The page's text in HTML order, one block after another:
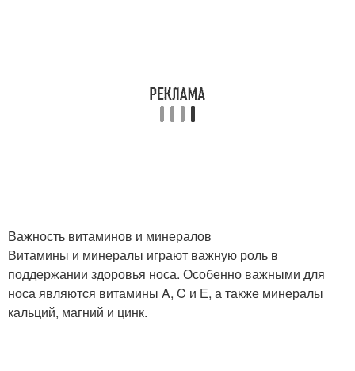
Важность витаминов и минералов
Витамины и минералы играют важную роль в
поддержании здоровья носа. Особенно важными для
носа являются витамины A, C и Е, а также минералы
кальций, магний и цинк.